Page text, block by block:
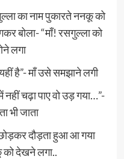
का नाम पुकारते ननकू को
बोला- “माँ! रसगुल्ला को
लगा
है”- माँ उसे समझाने लगी
चढ़ा पाए वो उड़ गया…”-
भी जाता
दौड़ता हुआ आ गया
देखने लगा..